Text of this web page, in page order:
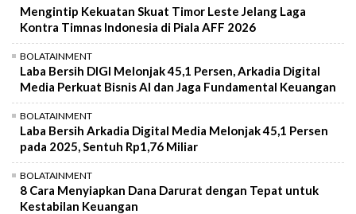
Mengintip Kekuatan Skuat Timor Leste Jelang Laga
Kontra Timnas Indonesia di Piala AFF 2026
BOLATAINMENT
Laba Bersih DIGI Melonjak 45,1 Persen, Arkadia Digital
Media Perkuat Bisnis AI dan Jaga Fundamental Keuangan
BOLATAINMENT
Laba Bersih Arkadia Digital Media Melonjak 45,1 Persen
pada 2025, Sentuh Rp1,76 Miliar
BOLATAINMENT
8 Cara Menyiapkan Dana Darurat dengan Tepat untuk
Kestabilan Keuangan